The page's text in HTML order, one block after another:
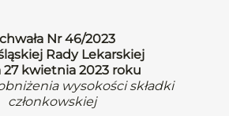
Nr 46/2023
Rady Lekarskiej
27 kwietnia 2023 roku
wysokości składki
członkowskiej